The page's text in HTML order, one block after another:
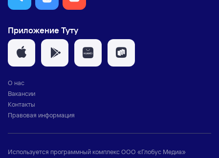
Приложение Туту
О нас
Вакансии
Контакты
Правовая информация
Используется программный комплексООО «Глобус Медиа»